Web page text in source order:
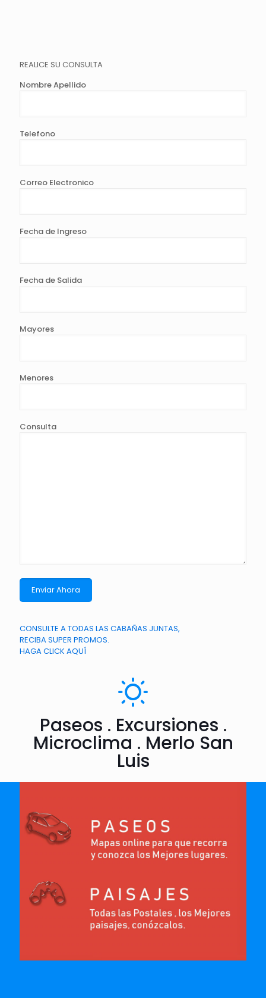
REALICE SU CONSULTA
Nombre Apellido
Telefono
Correo Electronico
Fecha de Ingreso
Fecha de Salida
Mayores
Menores
Consulta
CONSULTE A TODAS LAS CABAÑAS JUNTAS,
RECIBA SUPER PROMOS.
HAGA CLICK AQUÍ
Paseos . Excursiones .
Microclima . Merlo San
Luis